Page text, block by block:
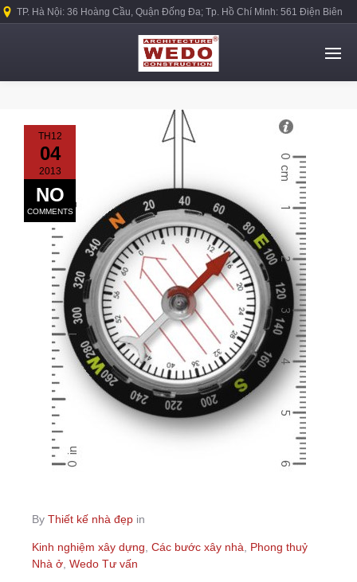
TP. Hà Nội: 36 Hoàng Cầu, Quận Đống Đa; Tp. Hồ Chí Minh: 561 Điện Biên
TH12
04
2013
NO
COMMENTS
By Thiết kế nhà đẹp in
Kinh nghiệm xây dựng Các bước xây nhà
Phong thuỷ
Nhà ở Wedo Tư vấn